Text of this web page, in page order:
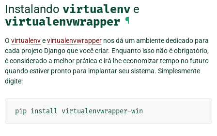
Instalando virtualenv e
virtualenvwrapper ¶
O virtualenvevirtualenvwrapper nos dá um ambiente dedicado para
cada projeto Django que você criar. Enquanto isso não é obrigatório,
é considerado a melhor prática e irá lhe economizar tempo no futuro
quando estiver pronto para implantar seu sistema. Simplesmente
digite:
pip install virtualenvwrapper-win